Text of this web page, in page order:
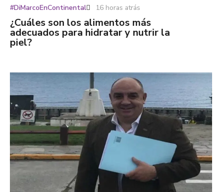
#DiMarcoEnContinental 16 horas atrás
¿Cuáles son los alimentos más
adecuados para hidratar y nutrir la
piel?